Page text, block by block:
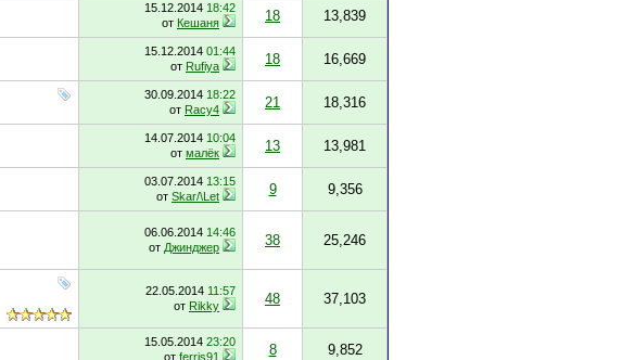
15.12.2014 18:42
от Кешаня 18 13,839
15.12.2014 01:44
от Rufiya 18 16,669
30.09.2014 18:22
от Racy4 21 18,316
14.07.2014 10:04
от малёк 13 13,981
03.07.2014 13:15
от Skar/\Let 9 9,356
06.06.2014 14:46
от Джинджер 38 25,246
22.05.2014 11:57
от Rikky 48 37,103
15.05.2014 23:20
от ferris91 8 9,852